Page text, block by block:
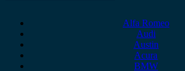
Alfa Romeo
Audi
Austin
Acura
BMW